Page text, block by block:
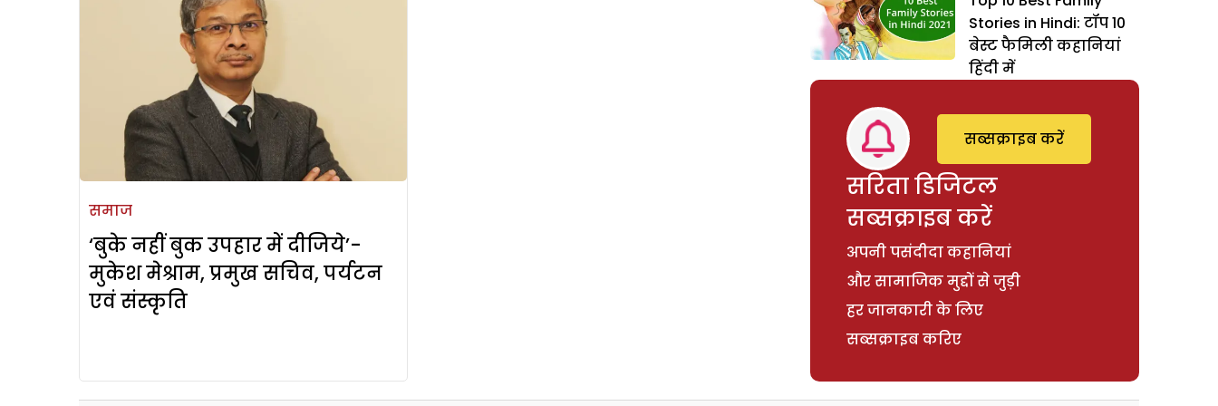
समाज
‘बुके नहीं बुक उपहार में दीजिये’-
मुकेश मेश्राम, प्रमुख सचिव, पर्यटन
एवं संस्कृति
Stories in Hindi: टॉप 10
बेस्ट फैमिली कहानियां
हिंदी में
सरिता डिजिटल
सब्सक्राइब करें
अपनी पसंदीदा कहानियां
और सामाजिक मुद्दों से जुड़ी
हर जानकारी के लिए
सब्सक्राइब करिए
सब्सक्राइब करें